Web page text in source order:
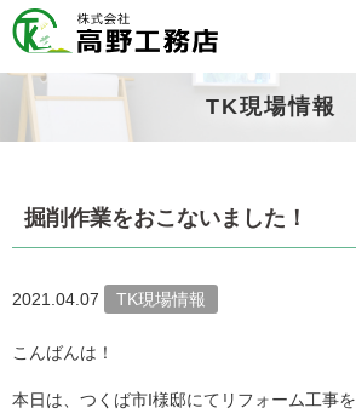
TK現場情報
掘削作業をおこないました！
2021.04.07 TK現場情報
こんばんは！
本日は、つくば市I様邸にてリフォーム工事を